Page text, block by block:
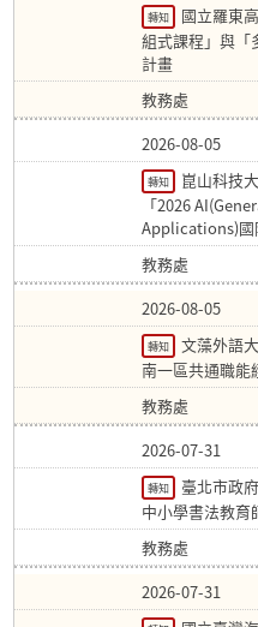
轉知
國立羅東
組式課程」與「
計畫
教務處
2026-08-05
轉知
崑山科技
「2026
Applications)國
教務處
2026-08-05
轉知
文藻外語
南一區共通職能
教務處
2026-07-31
轉知
臺北市政
中小學書法教育
教務處
2026-07-31